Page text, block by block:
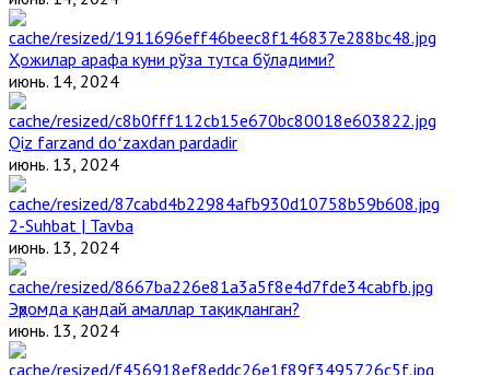
Ҳожилар арафа куни рўза тутса бўладими?
июнь. 14, 2024
Qiz farzand doʻzaxdan pardadir
июнь. 13, 2024
2-Suhbat | Tavba
июнь. 13, 2024
Эҳромда қандай амаллар тақиқланган?
июнь. 13, 2024